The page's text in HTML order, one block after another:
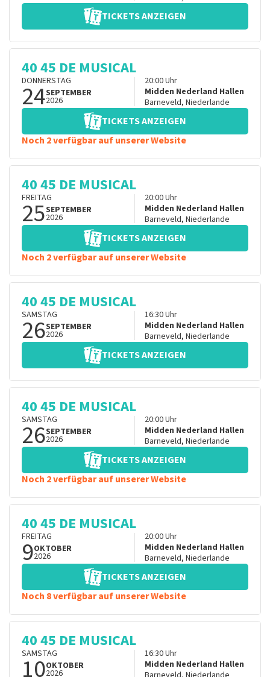
TICKETS ANZEIGEN
40 45 DE MUSICAL
DONNERSTAG
24SEPTEMBER
2026
20:00Uhr
Midden Nederland Hallen
Barneveld, Niederlande
TICKETS ANZEIGEN
Noch 2 verfügbar auf unserer Website
40 45 DE MUSICAL
FREITAG
25SEPTEMBER
2026
20:00Uhr
Midden Nederland Hallen
Barneveld, Niederlande
TICKETS ANZEIGEN
Noch 2 verfügbar auf unserer Website
40 45 DE MUSICAL
SAMSTAG
26SEPTEMBER
2026
16:30Uhr
Midden Nederland Hallen
Barneveld, Niederlande
TICKETS ANZEIGEN
40 45 DE MUSICAL
SAMSTAG
26SEPTEMBER
2026
20:00Uhr
Midden Nederland Hallen
Barneveld, Niederlande
TICKETS ANZEIGEN
Noch 2 verfügbar auf unserer Website
40 45 DE MUSICAL
FREITAG
9OKTOBER
2026
20:00Uhr
Midden Nederland Hallen
Barneveld, Niederlande
TICKETS ANZEIGEN
Noch 8 verfügbar auf unserer Website
40 45 DE MUSICAL
SAMSTAG
10OKTOBER
2026
16:30Uhr
Midden Nederland Hallen